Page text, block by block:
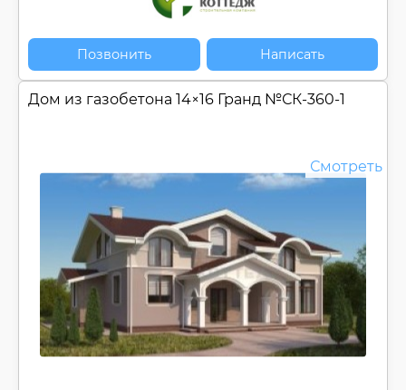
Позвонить Написать
Дом из газобетона 14×16 Гранд №СК-360-1
Смотреть